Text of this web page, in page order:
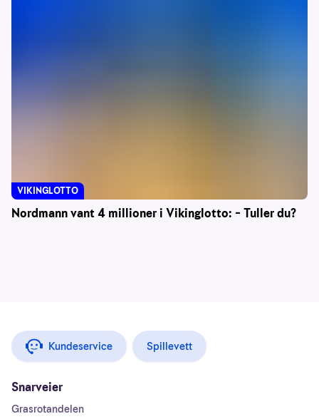
Nordmann vant 4 millioner i Vikinglotto: – Tuller du?
VIKINGLOTTO
Kundeservice Spillevett
Snarveier
Grasrotandelen